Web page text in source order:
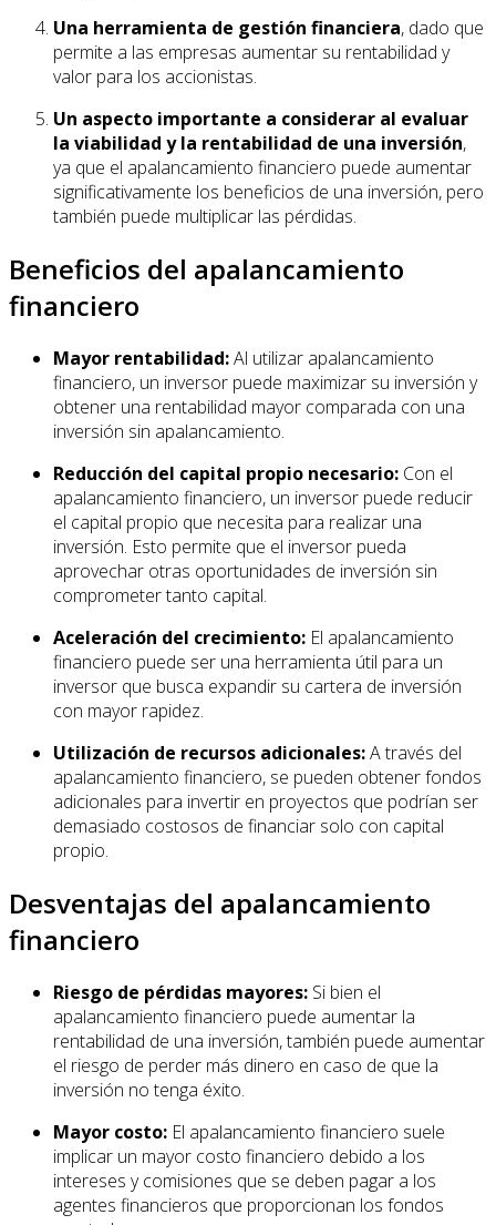
Una herramienta de gestión financiera, dado que
permite a las empresas aumentar su rentabilidad y
valor para los accionistas.
Un aspecto importante a considerar al evaluar
la viabilidad y la rentabilidad de una inversión,
ya que el apalancamiento financiero puede aumentar
significativamente los beneficios de una inversión, pero
también puede multiplicar las pérdidas.
Beneficios del apalancamiento
financiero
Mayor rentabilidad:Al utilizar apalancamiento
financiero, un inversor puede maximizar su inversión y
obtener una rentabilidad mayor comparada con una
inversión sin apalancamiento.
Reducción del capital propio necesario: Con el
apalancamiento financiero, un inversor puede reducir
el capital propio que necesita para realizar una
inversión. Esto permite que el inversor pueda
aprovechar otras oportunidades de inversión sin
comprometer tanto capital.
Aceleración del crecimiento: El apalancamiento
financiero puede ser una herramienta útil para un
inversor que busca expandir su cartera de inversión
con mayor rapidez.
Utilización de recursos adicionales:A través del
apalancamiento financiero, se pueden obtener fondos
adicionales para invertir en proyectos que podrían ser
demasiado costosos de financiar solo con capital
propio.
Desventajas del apalancamiento
financiero
Riesgo de pérdidas mayores: Si bien el
apalancamiento financiero puede aumentar la
rentabilidad de una inversión, también puede aumentar
el riesgo de perder más dinero en caso de que la
inversión no tenga éxito.
Mayor costo: El apalancamiento financiero suele
implicar un mayor costo financiero debido a los
intereses y comisiones que se deben pagar a los
agentes financieros que proporcionan los fondos